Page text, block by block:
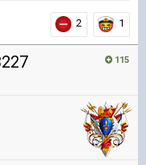
2 1
115